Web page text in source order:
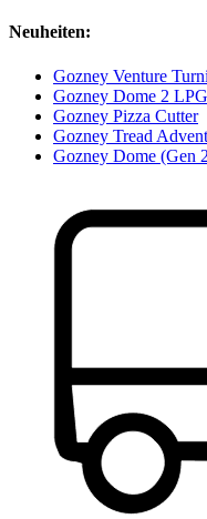
Neuheiten:
Gozney Venture
Gozney Dome 2
Gozney Pizza Cutter
Gozney Tread
Gozney Dome (Gen